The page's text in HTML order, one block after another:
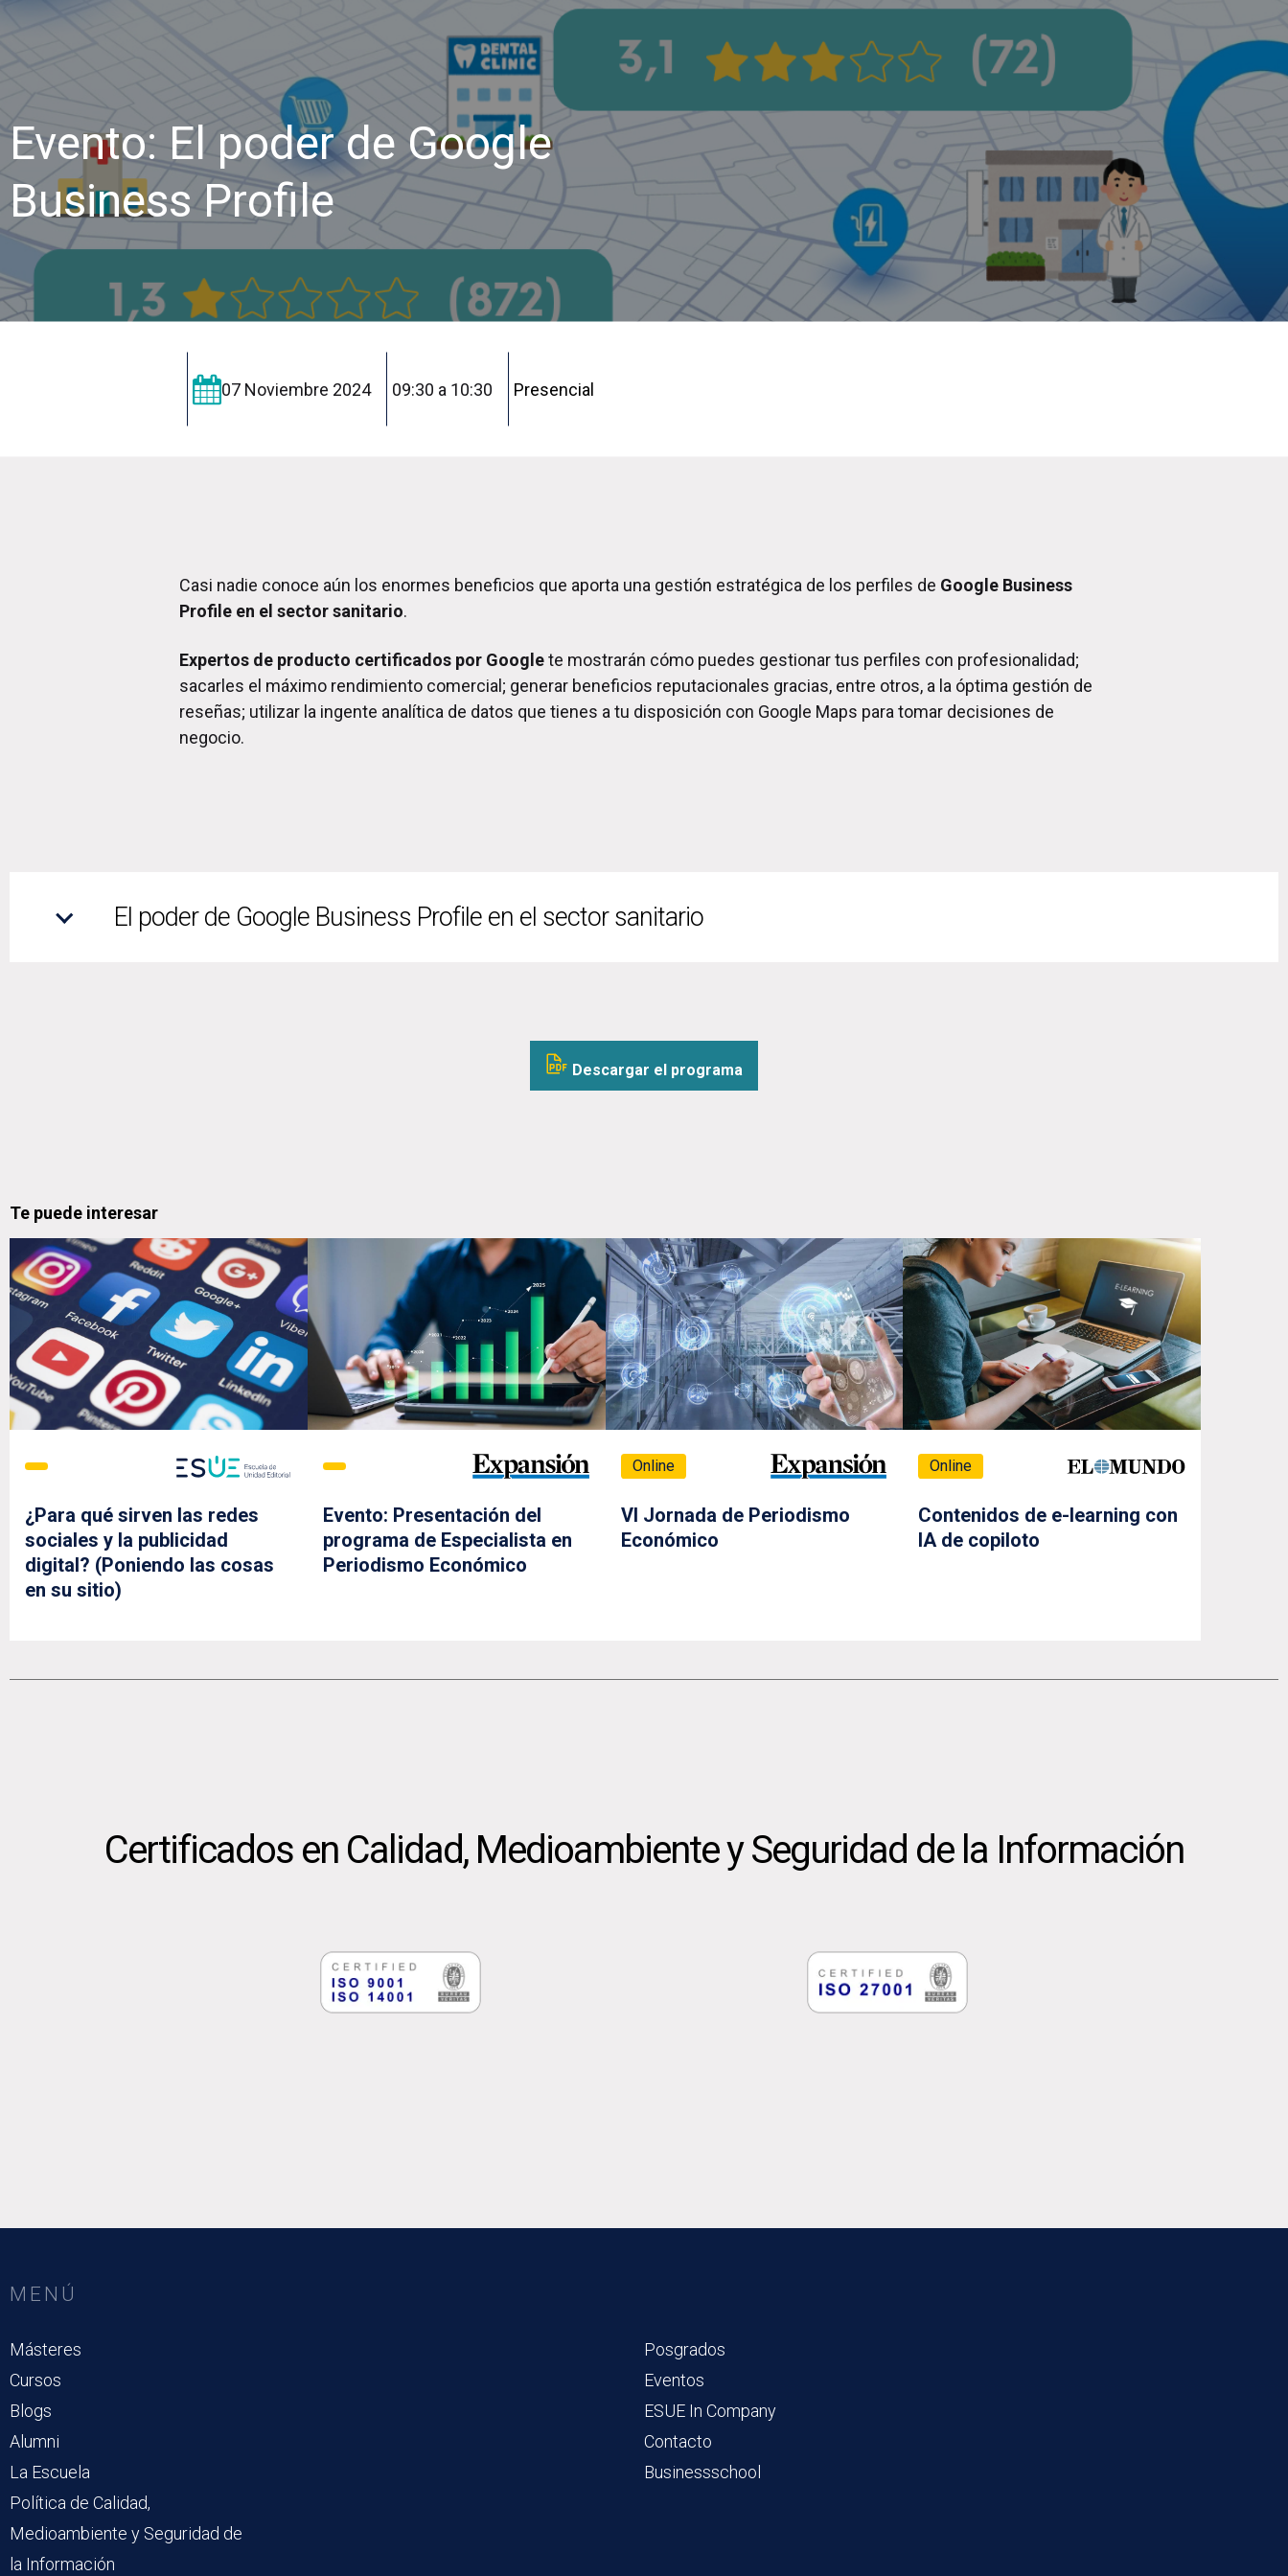
Evento: El poder de Google
Business Profile
07 Noviembre 2024 09:30 a 10:30 Presencial
Casi nadie conoce aún los enormes beneficios que aporta una gestión estratégica de los perfiles de Google Business
Profile en el sector sanitario.
Expertos de producto certificados por Googlete mostrarán cómo puedes gestionar tus perfiles con profesionalidad;
sacarles el máximo rendimiento comercial; generar beneficios reputacionales gracias, entre otros, a la óptima gestión de
reseñas; utilizar la ingente analítica de datos que tienes a tu disposición con Google Maps para tomar decisiones de
negocio.
El poder de Google Business Profile en el sector sanitario
Descargar el programa
Te puede interesar
¿Para qué sirven las redes
sociales y la publicidad
digital? (Poniendo las cosas
en su sitio)
Evento: Presentación del
programa de Especialista en
Periodismo Económico
Online
VI Jornada de Periodismo
Económico
Online
Contenidos de e-learning con
IA de copiloto
Certificados en Calidad, Medioambiente y Seguridad de la Información
MENÚ
Másteres
Posgrados
Cursos
Eventos
Blogs
ESUE In Company
Alumni
Contacto
La Escuela
Businessschool
Política de Calidad,
Medioambiente y Seguridad de
la Información